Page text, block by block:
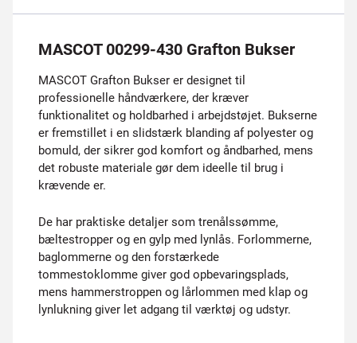
MASCOT 00299-430 Grafton Bukser
MASCOT Grafton Bukser er designet til
professionelle håndværkere, der kræver
funktionalitet og holdbarhed i arbejdstøjet. Bukserne
er fremstillet i en slidstærk blanding af polyester og
bomuld, der sikrer god komfort og åndbarhed, mens
det robuste materiale gør dem ideelle til brug i
krævende er.
De har praktiske detaljer som trenålssømme,
bæltestropper og en gylp med lynlås. Forlommerne,
baglommerne og den forstærkede
tommestoklomme giver god opbevaringsplads,
mens hammerstroppen og lårlommen med klap og
lynlukning giver let adgang til værktøj og udstyr.